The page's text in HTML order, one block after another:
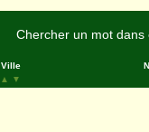
Chercher un mot dans
Ville
▲
▼